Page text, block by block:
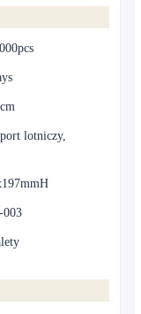
lotniczy,
003